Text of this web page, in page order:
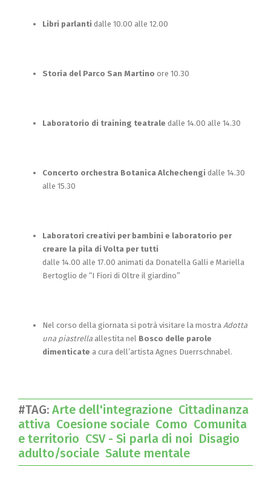
Libri parlanti dalle 10.00 alle 12.00
Storia del Parco San Martino ore 10.30
Laboratorio di training teatrale dalle 14.00 alle 14.30
Concerto orchestra Botanica Alchechengi dalle 14.30
alle 15.30
Laboratori creativi per bambini e laboratorio per
creare la pila di Volta per tutti
dalle 14.00 alle 17.00 animati da Donatella Galli e Mariella
Bertoglio de “I Fiori di Oltre il giardino”
Nel corso della giornata si potrà visitare la mostra Adotta
una piastrella allestita nel Bosco delle parole
dimenticate a cura dell’artista Agnes Duerrschnabel.
#TAG: Arte dell'integrazione Cittadinanza
attiva Coesione sociale Como Comunita
e territorio CSV - Si parla di noi Disagio
adulto/sociale Salute mentale